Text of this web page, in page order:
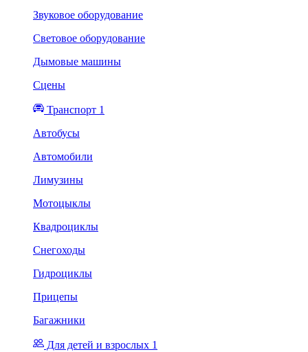
Звуковое оборудование
Световое оборудование
Дымовые машины
Сцены
Транспорт 1
Автобусы
Автомобили
Лимузины
Мотоцыклы
Квадроциклы
Снегоходы
Гидроциклы
Прицепы
Багажники
Для детей и взрослых 1